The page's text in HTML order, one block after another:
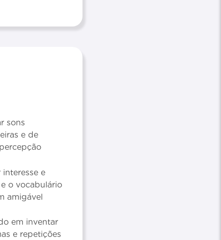
sons
e de
e
o vocabulário
amigável
em inventar
e repetições